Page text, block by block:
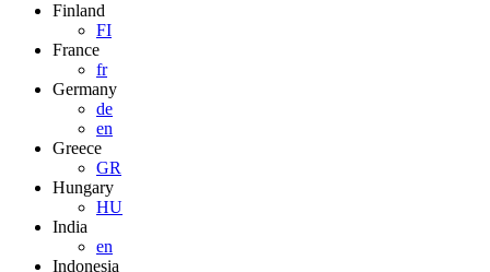
Finland
FI
France
fr
Germany
de
en
Greece
GR
Hungary
HU
India
en
Indonesia